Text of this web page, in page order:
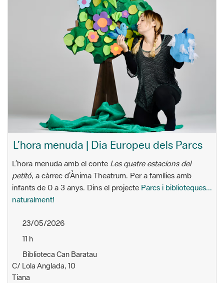
L’hora menuda | Dia Europeu dels Parcs
L’hora menuda amb el conte Les quatre estacions del
petitó, a càrrec d’Ànima Theatrum. Per a famílies amb
infants de 0 a 3 anys. Dins el projecte Parcs i biblioteques...
naturalment!
23/05/2026
11 h
Biblioteca Can Baratau
C/ Lola Anglada, 10
Tiana